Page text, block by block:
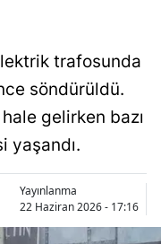
trafosunda
söndürüldü.
gelirken bazı
yaşandı.
Yayınlanma
22 Haziran 2026 - 17:16